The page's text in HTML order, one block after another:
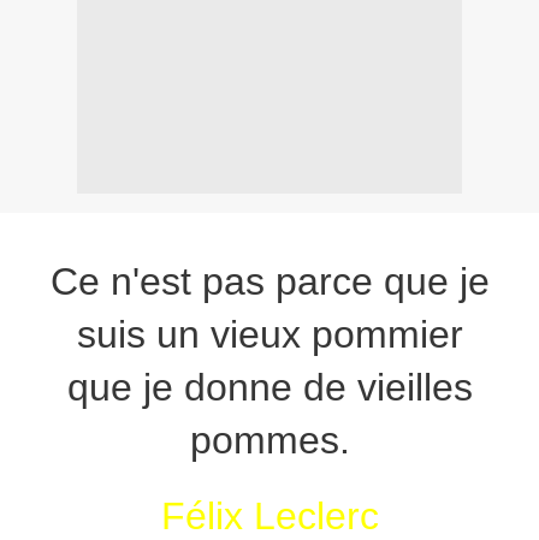
Ce n'est pas parce que je
suis un vieux pommier
que je donne de vieilles
pommes.
Félix Leclerc